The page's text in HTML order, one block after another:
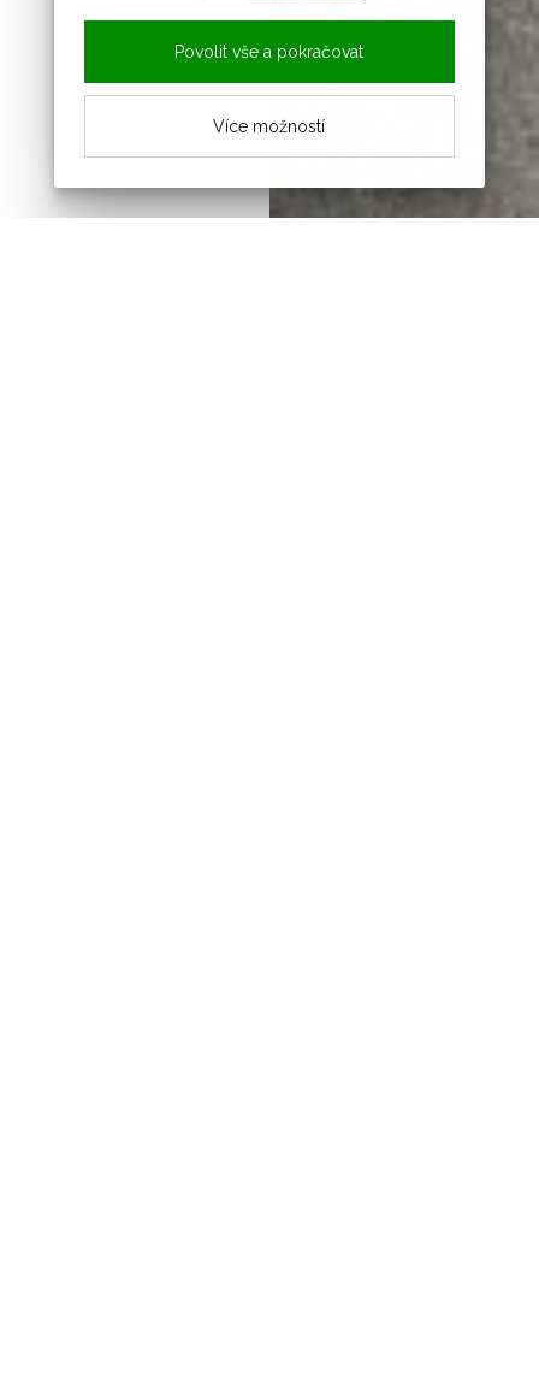
Povolit vše a pokračovat
Více možností